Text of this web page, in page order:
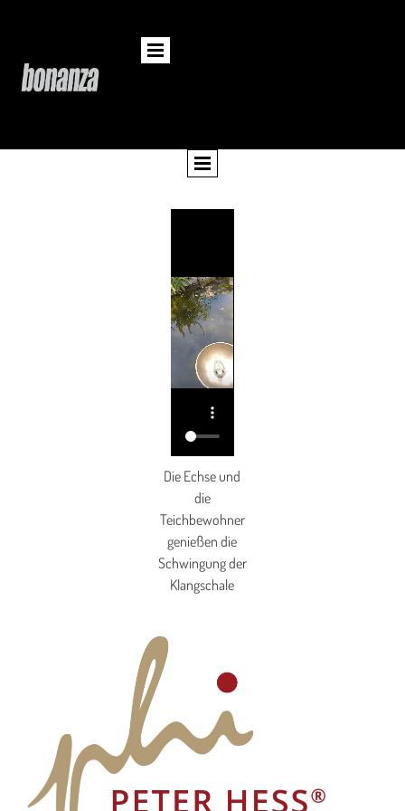
Die Echse und
die
Teichbewohner
genießen die
Schwingung der
Klangschale